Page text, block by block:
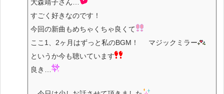
大森靖子さん…
すごく好きなのです！
今回の新曲もめちゃくちゃ良くて
ここ1、2ヶ月はずっと私のBGM！ マジックミラー
というか今も聴いています
良き…